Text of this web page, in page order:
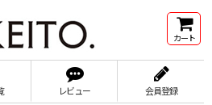
カート
レビュー 会員登録